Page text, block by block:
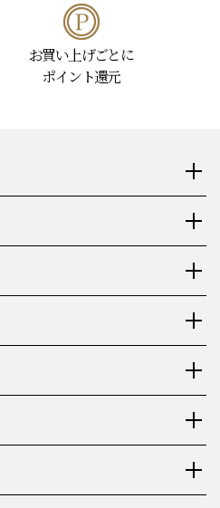
お買い上げごとに
ポイント還元